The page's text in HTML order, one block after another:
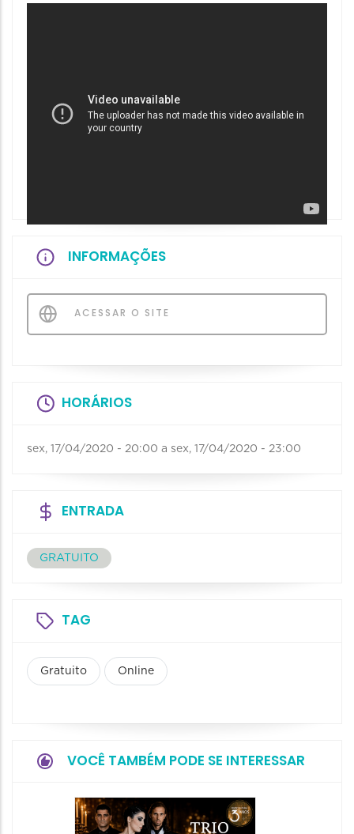
INFORMAÇÕES
ACESSAR O SITE
HORÁRIOS
sex, 17/04/2020 - 20:00 a sex, 17/04/2020 - 23:00
ENTRADA
GRATUITO
TAG
Gratuito Online
VOCÊ TAMBÉM PODE SE INTERESSAR